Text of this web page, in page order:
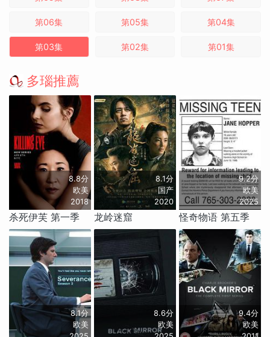
第06集 第05集 第04集
第03集 第02集 第01集
多瑙推薦
8.8分
欧美
2018
杀死伊芙 第一季
8.1分
国产
2020
龙岭迷窟
9.2分
欧美
2025
怪奇物语 第五季
8.1分
欧美
8.6分
欧美
9.4分
欧美